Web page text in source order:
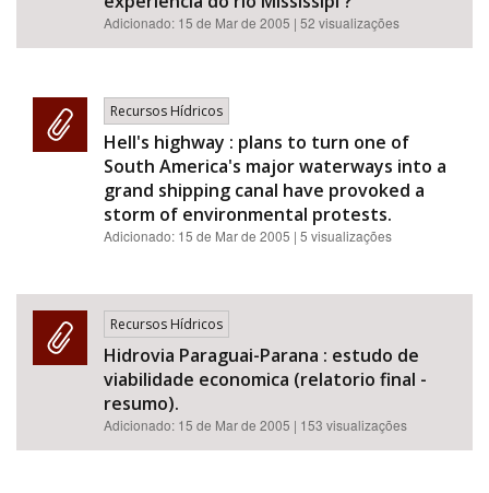
Adicionado: 15 de Mar de 2005 | 52 visualizações
Recursos Hídricos
Hell's highway : plans to turn one of
South America's major waterways into a
grand shipping canal have provoked a
storm of environmental protests.
Adicionado: 15 de Mar de 2005 | 5 visualizações
Recursos Hídricos
Hidrovia Paraguai-Parana : estudo de
viabilidade economica (relatorio final -
resumo).
Adicionado: 15 de Mar de 2005 | 153 visualizações